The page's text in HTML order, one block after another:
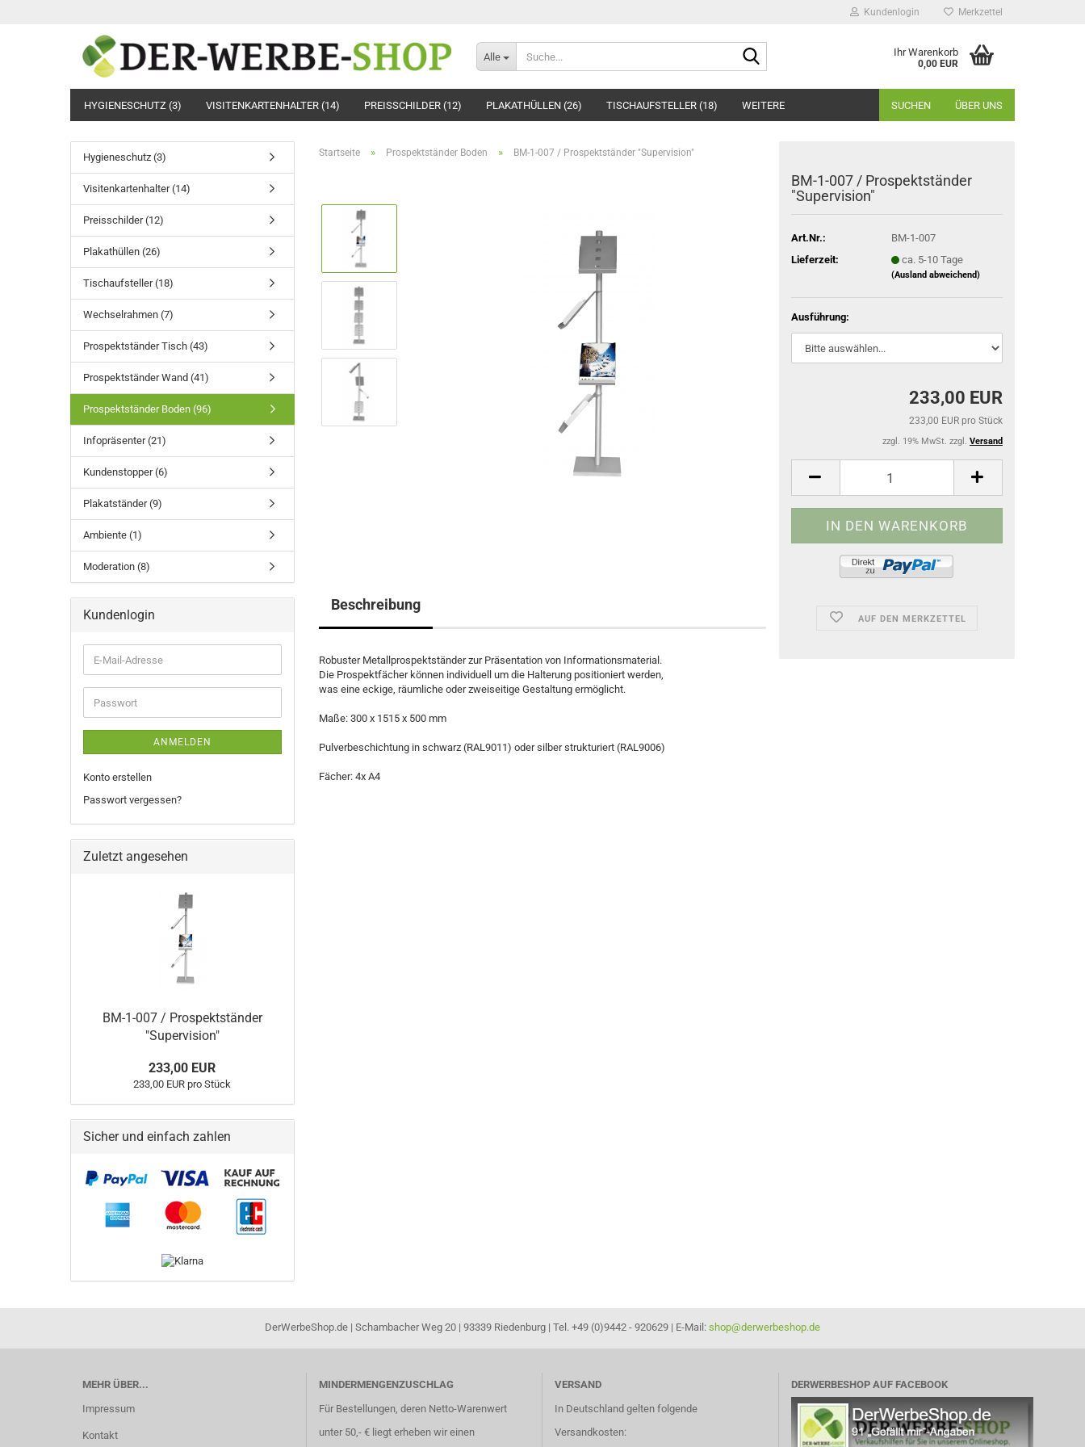
Kundenlogin Merkzettel
Alle Ihr Warenkorb
0,00 EUR
HYGIENESCHUTZ (3) VISITENKARTENHALTER (14) PREISSCHILDER (12) PLAKATHÜLLEN (26) TISCHAUFSTELLER (18) SUCHEN ÜBER UNS
WEITERE
Startseite » Prospektständer Boden » BM-1-007 / Prospektständer "Supervision"
BM-1-007 / Prospektständer
"Supervision"
Art.Nr.:
BM-1-007
Lieferzeit:
ca. 5-10 Tage
(Ausland abweichend)
Ausführung:
233,00 EUR
233,00 EUR pro Stück
zzgl. 19% MwSt. zzgl. Versand
AUF DEN MERKZETTEL
Beschreibung
Robuster Metallprospektständer zur Präsentation von Informationsmaterial.
Die Prospektfächer können individuell um die Halterung positioniert werden,
was eine eckige, räumliche oder zweiseitige Gestaltung ermöglicht.
Maße: 300 x 1515 x 500 mm
Pulverbeschichtung in schwarz (RAL9011) oder silber strukturiert (RAL9006)
Fächer: 4x A4
Hygieneschutz (3)
Visitenkartenhalter (14)
Preisschilder (12)
Plakathüllen (26)
Tischaufsteller (18)
Wechselrahmen (7)
Prospektständer Tisch (43)
Prospektständer Wand (41)
Prospektständer Boden (96)
Infopräsenter (21)
Kundenstopper (6)
Plakatständer (9)
Ambiente (1)
Moderation (8)
Kundenlogin
E-
Mail-
Adresse
Passwort
ANMELDEN
Konto erstellen
Passwort vergessen?
Zuletzt angesehen
BM-1-007 / Prospektständer
"Supervision"
233,00 EUR
233,00 EUR pro Stück
Sicher und einfach zahlen
DerWerbeShop.de | Schambacher Weg 20 | 93339 Riedenburg | Tel. +49 (0)9442 - 920629 | E-Mail: shop@derwerbeshop.de
MEHR ÜBER...
Impressum
Kontakt
MINDERMENGENZUSCHLAG
Für Bestellungen, deren Netto-Warenwert
unter 50,- € liegt erheben wir einen
VERSAND
In Deutschland gelten folgende
Versandkosten:
DERWERBESHOP AUF FACEBOOK